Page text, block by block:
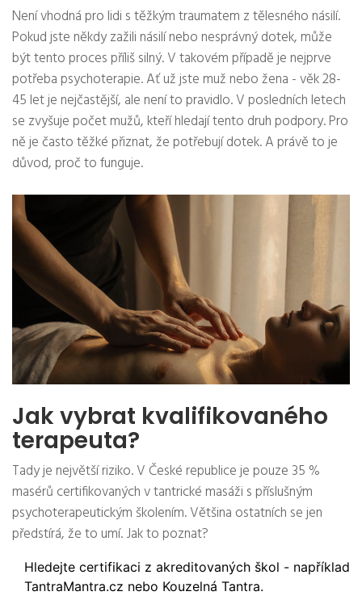
Není vhodná pro lidi s těžkým traumatem z tělesného násilí.
Pokud jste někdy zažili násilí nebo nesprávný dotek, může
být tento proces příliš silný. V takovém případě je nejprve
potřeba psychoterapie. Ať už jste muž nebo žena - věk 28-
45 let je nejčastější, ale není to pravidlo. V posledních letech
se zvyšuje počet mužů, kteří hledají tento druh podpory. Pro
ně je často těžké přiznat, že potřebují dotek. A právě to je
důvod, proč to funguje.
Jak vybrat kvalifikovaného
terapeuta?
Tady je největší riziko. V České republice je pouze 35 %
masérů certifikovaných v tantrické masáži s příslušným
psychoterapeutickým školením. Většina ostatních se jen
předstírá, že to umí. Jak to poznat?
Hledejte certifikaci z akreditovaných škol - například
TantraMantra.cz nebo Kouzelná Tantra.